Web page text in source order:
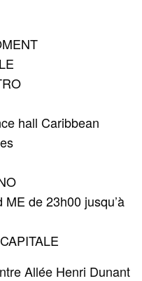
hall Caribbean
de 23h00 jusqu’à
Allée Henri Dunant